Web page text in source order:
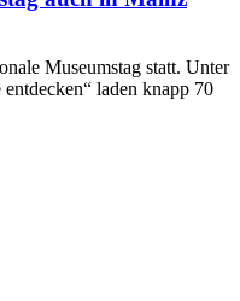
Museumstag statt. Unter
laden knapp 70